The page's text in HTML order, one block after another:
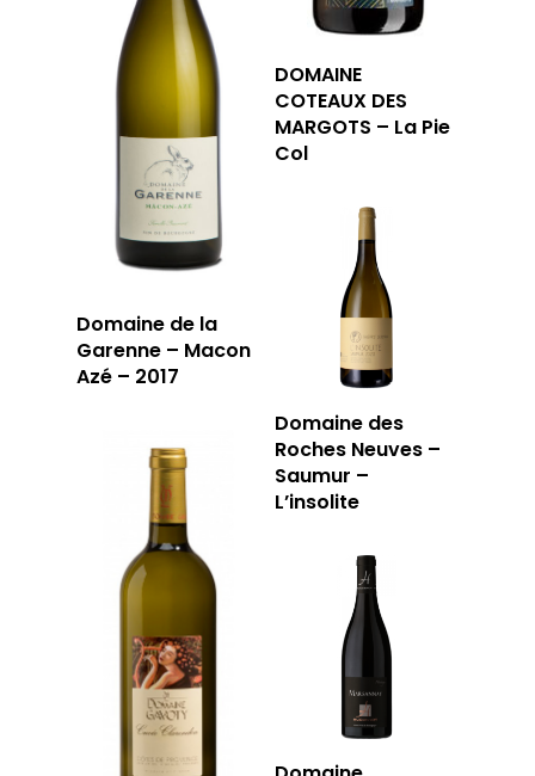
DOMAINE
COTEAUX DES
MARGOTS – La Pie
Col
Domaine de la
Garenne – Macon
Azé – 2017
Domaine des
Roches Neuves –
Saumur –
L’insolite